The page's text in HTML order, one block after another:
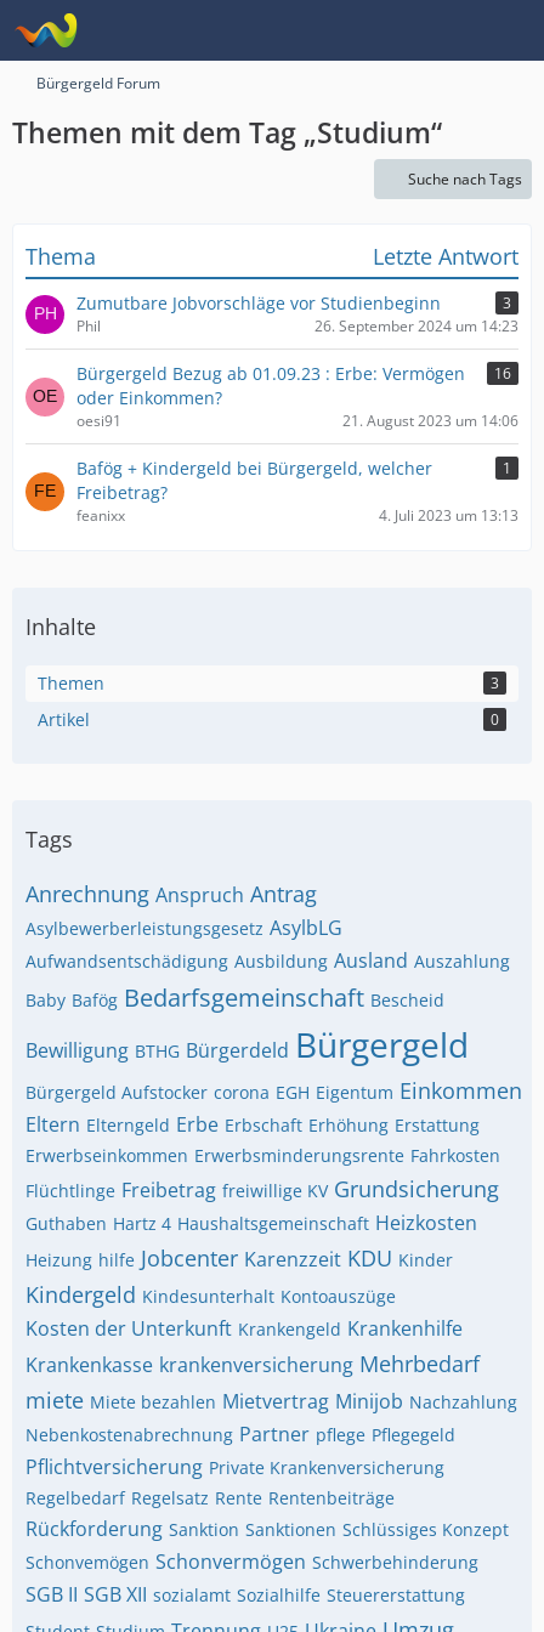
Bürgergeld Forum
Themen mit dem Tag „Studium“
Suche nach Tags
Thema Letzte Antwort
Zumutbare Jobvorschläge vor Studienbeginn
3
Phil
26. September 2024 um 14:23
Bürgergeld Bezug ab 01.09.23 : Erbe: Vermögen
oder Einkommen?
16
oesi91 21. August 2023 um 14:06
Bafög + Kindergeld bei Bürgergeld, welcher
Freibetrag?
1
feanixx 4. Juli 2023 um 13:13
Inhalte
Themen 3
Artikel 0
Tags
Anrechnung Anspruch Antrag
Asylbewerberleistungsgesetz AsylbLG
Aufwandsentschädigung Ausbildung Ausland Auszahlung
Baby Bafög Bedarfsgemeinschaft Bescheid
Bewilligung BTHG Bürgerdeld Bürgergeld
Bürgergeld Aufstocker corona EGH Eigentum Einkommen
Eltern Elterngeld Erbe Erbschaft Erhöhung Erstattung
Erwerbseinkommen Erwerbsminderungsrente Fahrkosten
Flüchtlinge Freibetrag freiwillige KV Grundsicherung
Guthaben Hartz 4 Haushaltsgemeinschaft Heizkosten
Heizung hilfe Jobcenter Karenzzeit KDU Kinder
Kindergeld Kindesunterhalt Kontoauszüge
Kosten der Unterkunft Krankengeld Krankenhilfe
Krankenkasse krankenversicherung Mehrbedarf
miete Miete bezahlen Mietvertrag Minijob Nachzahlung
Nebenkostenabrechnung Partner pflege Pflegegeld
Pflichtversicherung Private Krankenversicherung
Regelbedarf Regelsatz Rente Rentenbeiträge
Rückforderung Sanktion Sanktionen Schlüssiges Konzept
Schonvemögen Schonvermögen Schwerbehinderung
SGB II SGB XII sozialamt Sozialhilfe Steuererstattung